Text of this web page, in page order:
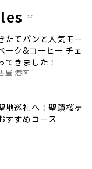
たてパンと人気モー
ーク&コーヒー チェ
てきました！
屋 港区
地巡礼へ！聖蹟桜ヶ
すすめコース